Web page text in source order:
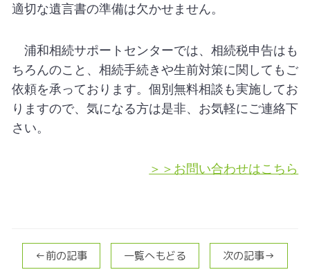
適切な遺言書の準備は欠かせません。
浦和相続サポートセンターでは、相続税申告はも
ちろんのこと、相続手続きや生前対策に関してもご
依頼を承っております。個別無料相談も実施してお
りますので、気になる方は是非、お気軽にご連絡下
さい。
＞＞お問い合わせはこちら
←前の記事 一覧へもどる 次の記事→